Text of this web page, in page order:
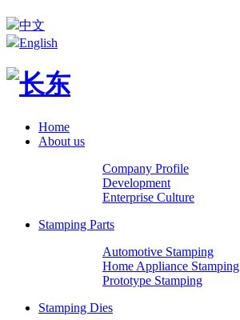
中文
English
Home
About us
Company Profile
Development
Enterprise Culture
Stamping Parts
Automotive Stamping
Home Appliance Stamping
Prototype Stamping
Stamping Dies